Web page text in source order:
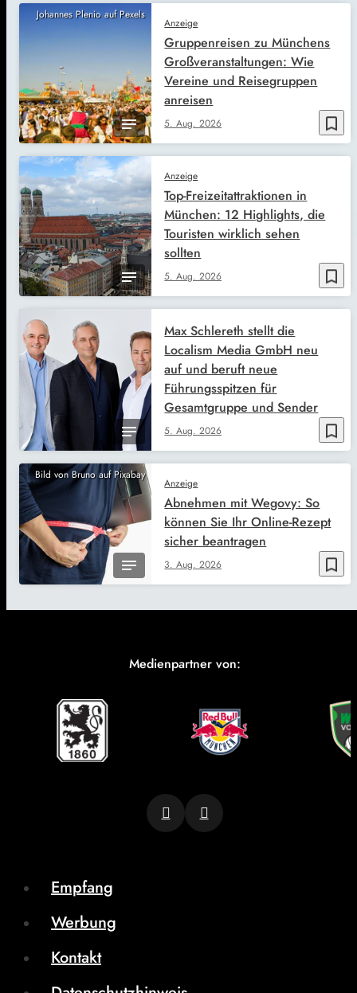
Johannes Plenio auf Pexels
bookmark_border
Anzeige
5. Aug. 2026
Gruppenreisen zu Münchens
Großveranstaltungen: Wie
Vereine und Reisegruppen
anreisen
bookmark_border
Anzeige
5. Aug. 2026
Top-Freizeitattraktionen in
München: 12 Highlights, die
Touristen wirklich sehen
sollten
bookmark_border
5. Aug. 2026
Max Schlereth stellt die
Localism Media GmbH neu
auf und beruft neue
Führungsspitzen für
Gesamtgruppe und Sender
Bild von Bruno auf Pixabay
bookmark_border
Anzeige
3. Aug. 2026
Abnehmen mit Wegovy: So
können Sie Ihr Online-Rezept
sicher beantragen
Medienpartner von:
Empfang
Werbung
Kontakt